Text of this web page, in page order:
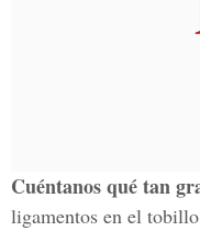
Cuéntanos qué tan
ligamentos en el